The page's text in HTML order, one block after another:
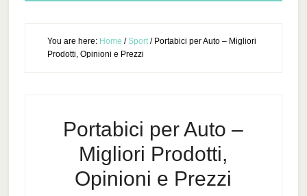
You are here: Home / Sport /Portabici per Auto – Migliori
Prodotti, Opinioni e Prezzi
Portabici per Auto –
Migliori Prodotti,
Opinioni e Prezzi